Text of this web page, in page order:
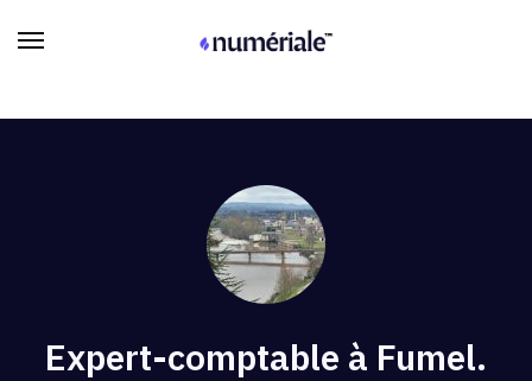
Expert-comptable à Fumel.